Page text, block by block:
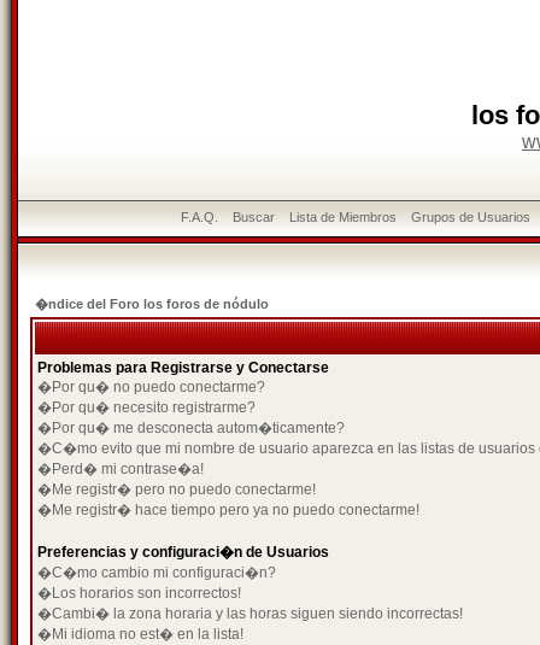
los
F.A.Q. Buscar Lista de Miembros Grupos de Usuarios
�ndice del Foro los foros de nódulo
Problemas para Registrarse y Conectarse
�Por qu� no puedo conectarme?
�Por qu� necesito registrarme?
�Por qu� me desconecta autom�ticamente?
�C�mo evito que mi nombre de usuario aparezca en las listas de usuarios
�Perd� mi contrase�a!
�Me registr� pero no puedo conectarme!
�Me registr� hace tiempo pero ya no puedo conectarme!
Preferencias y configuraci�n de Usuarios
�C�mo cambio mi configuraci�n?
�Los horarios son incorrectos!
�Cambi� la zona horaria y las horas siguen siendo incorrectas!
�Mi idioma no est� en la lista!